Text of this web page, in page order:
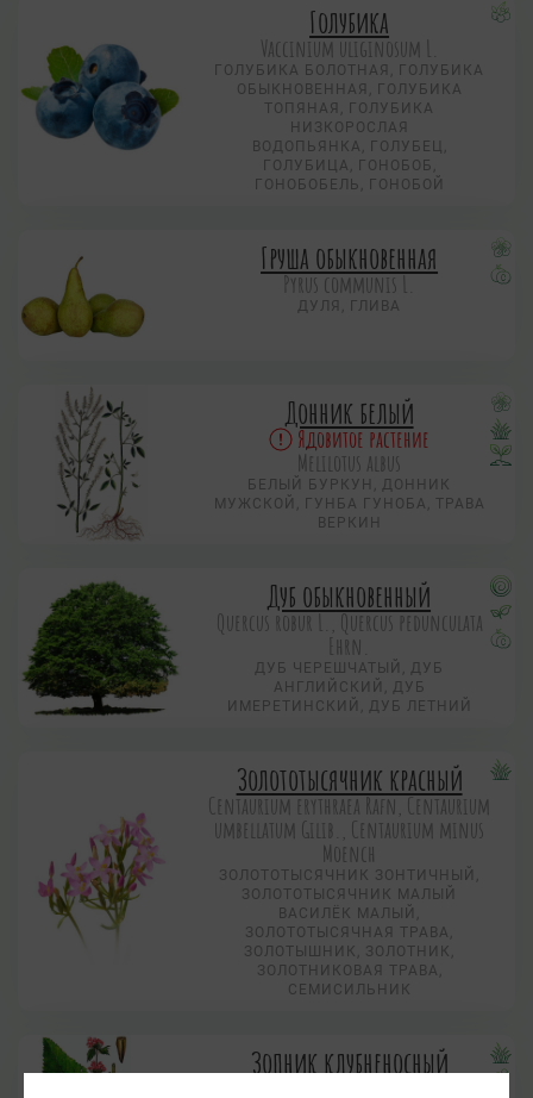
Голубика
Vaccinium uliginosum L.
ГОЛУБИКА БОЛОТНАЯ, ГОЛУБИКА
ОБЫКНОВЕННАЯ, ГОЛУБИКА
ТОПЯНАЯ, ГОЛУБИКА
НИЗКОРОСЛАЯ
ВОДОПЬЯНКА, ГОЛУБЕЦ,
ГОЛУБИЦА, ГОНОБОБ,
ГОНОБОБЕЛЬ, ГОНОБОЙ
Груша обыкновенная
Pyrus communis L.
ДУЛЯ, ГЛИВА
Донник белый
Ядовитое растение
Melilotus albus
БЕЛЫЙ БУРКУН, ДОННИК
МУЖСКОЙ, ГУНБА ГУНОБА, ТРАВА
ВЕРКИН
Дуб обыкновенный
Quercus robur L., Quercus pedunculata
Ehrn.
ДУБ ЧЕРЕШЧАТЫЙ, ДУБ
АНГЛИЙСКИЙ, ДУБ
ИМЕРЕТИНСКИЙ, ДУБ ЛЕТНИЙ
Золототысячник красный
Centaurium erythraea Rafn, Centaurium
umbellatum Gilib., Centaurium minus
Moench
ЗОЛОТОТЫСЯЧНИК ЗОНТИЧНЫЙ,
ЗОЛОТОТЫСЯЧНИК МАЛЫЙ
ВАСИЛЁК МАЛЫЙ,
ЗОЛОТОТЫСЯЧНАЯ ТРАВА,
ЗОЛОТЫШНИК, ЗОЛОТНИК,
ЗОЛОТНИКОВАЯ ТРАВА,
СЕМИСИЛЬНИК
Зопник клубненосный